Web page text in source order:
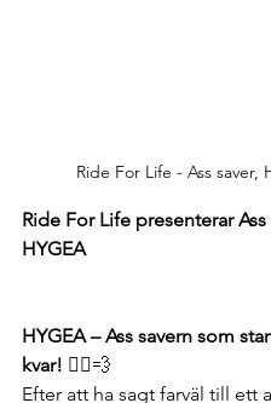
Ride For Life - Ass saver,
Ride For Life presenterar Ass
HYGEA
HYGEA – Ass savern som
kvar! 🚴‍♂️💨
Efter att ha sagt farväl till ett